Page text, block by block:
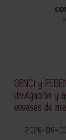
GENCI y
divulgación y
envases de
2026-08-